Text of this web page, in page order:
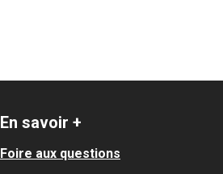
En savoir +
Foire aux questions